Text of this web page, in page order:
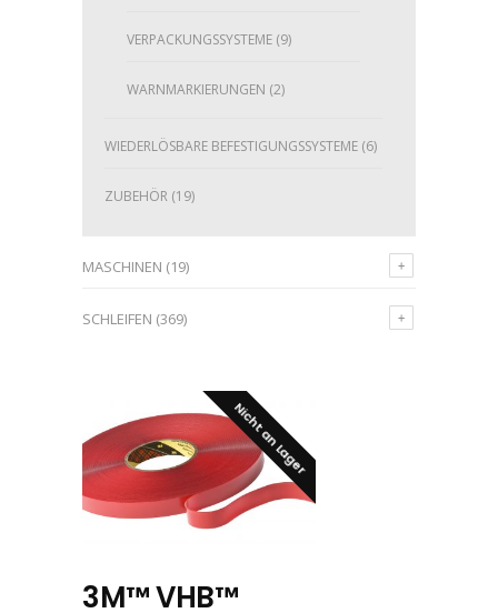
VERPACKUNGSSYSTEME (9)
WARNMARKIERUNGEN (2)
WIEDERLÖSBARE BEFESTIGUNGSSYSTEME (6)
ZUBEHÖR (19)
MASCHINEN (19)
SCHLEIFEN (369)
Nicht an Lager
3M™ VHB™